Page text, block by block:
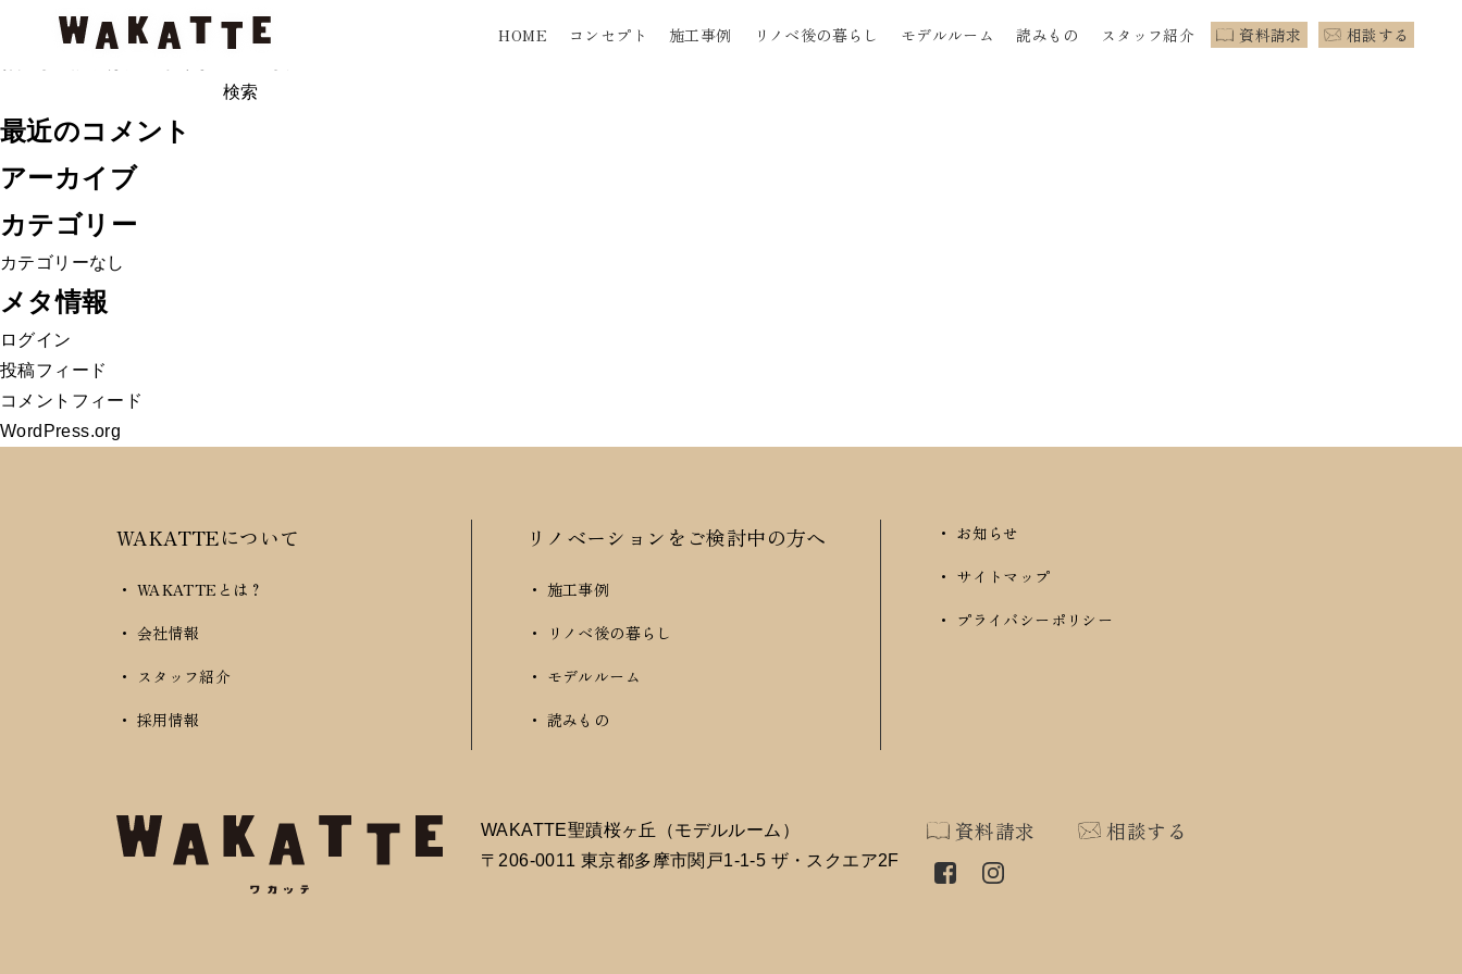
HOME コンセプト 施工事例 リノベ後の暮らし モデルルーム 読みもの スタッフ紹介 資料請求 相談する
記事はありません
索:
最近のコメント
アーカイブ
カテゴリー
カテゴリーなし
メタ情報
ログイン
投稿フィード
コメントフィード
WordPress.org
WAKATTEについて
・ WAKATTEとは？
・ 会社情報
・ スタッフ紹介
・ 採用情報
リノベーションをご検討中の方へ
・ 施工事例
・ リノベ後の暮らし
・ モデルルーム
・ 読みもの
・ お知らせ
・ サイトマップ
・ プライバシーポリシー
WAKATTE聖蹟桜ヶ丘（モデルルーム）
〒206-0011 東京都多摩市関戸1-1-5 ザ・スクエア2F
資料請求 相談する